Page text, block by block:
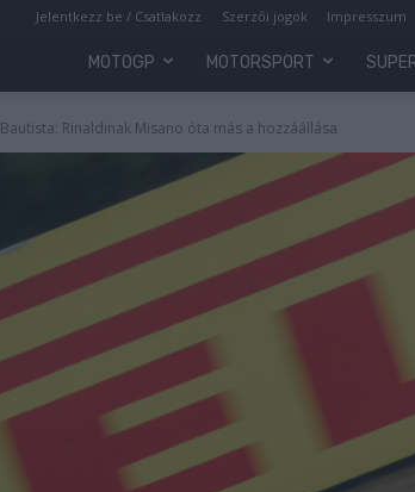
Jelentkezz be / Csatlakozz Szerzői jogok Impresszum
MOTOGP MOTORSPORT
Bautista: Rinaldinak Misano óta más a hozzáállása